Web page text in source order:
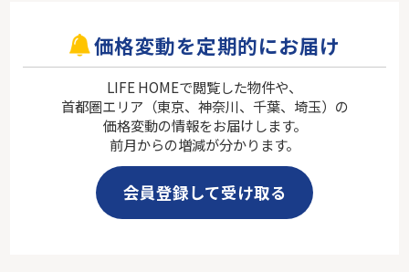
価格変動を定期的にお届け
LIFE HOMEで閲覧した物件や、
首都圏エリア（東京、神奈川、千葉、埼玉）の
価格変動の情報をお届けします。
前月からの増減が分かります。
会員登録して受け取る